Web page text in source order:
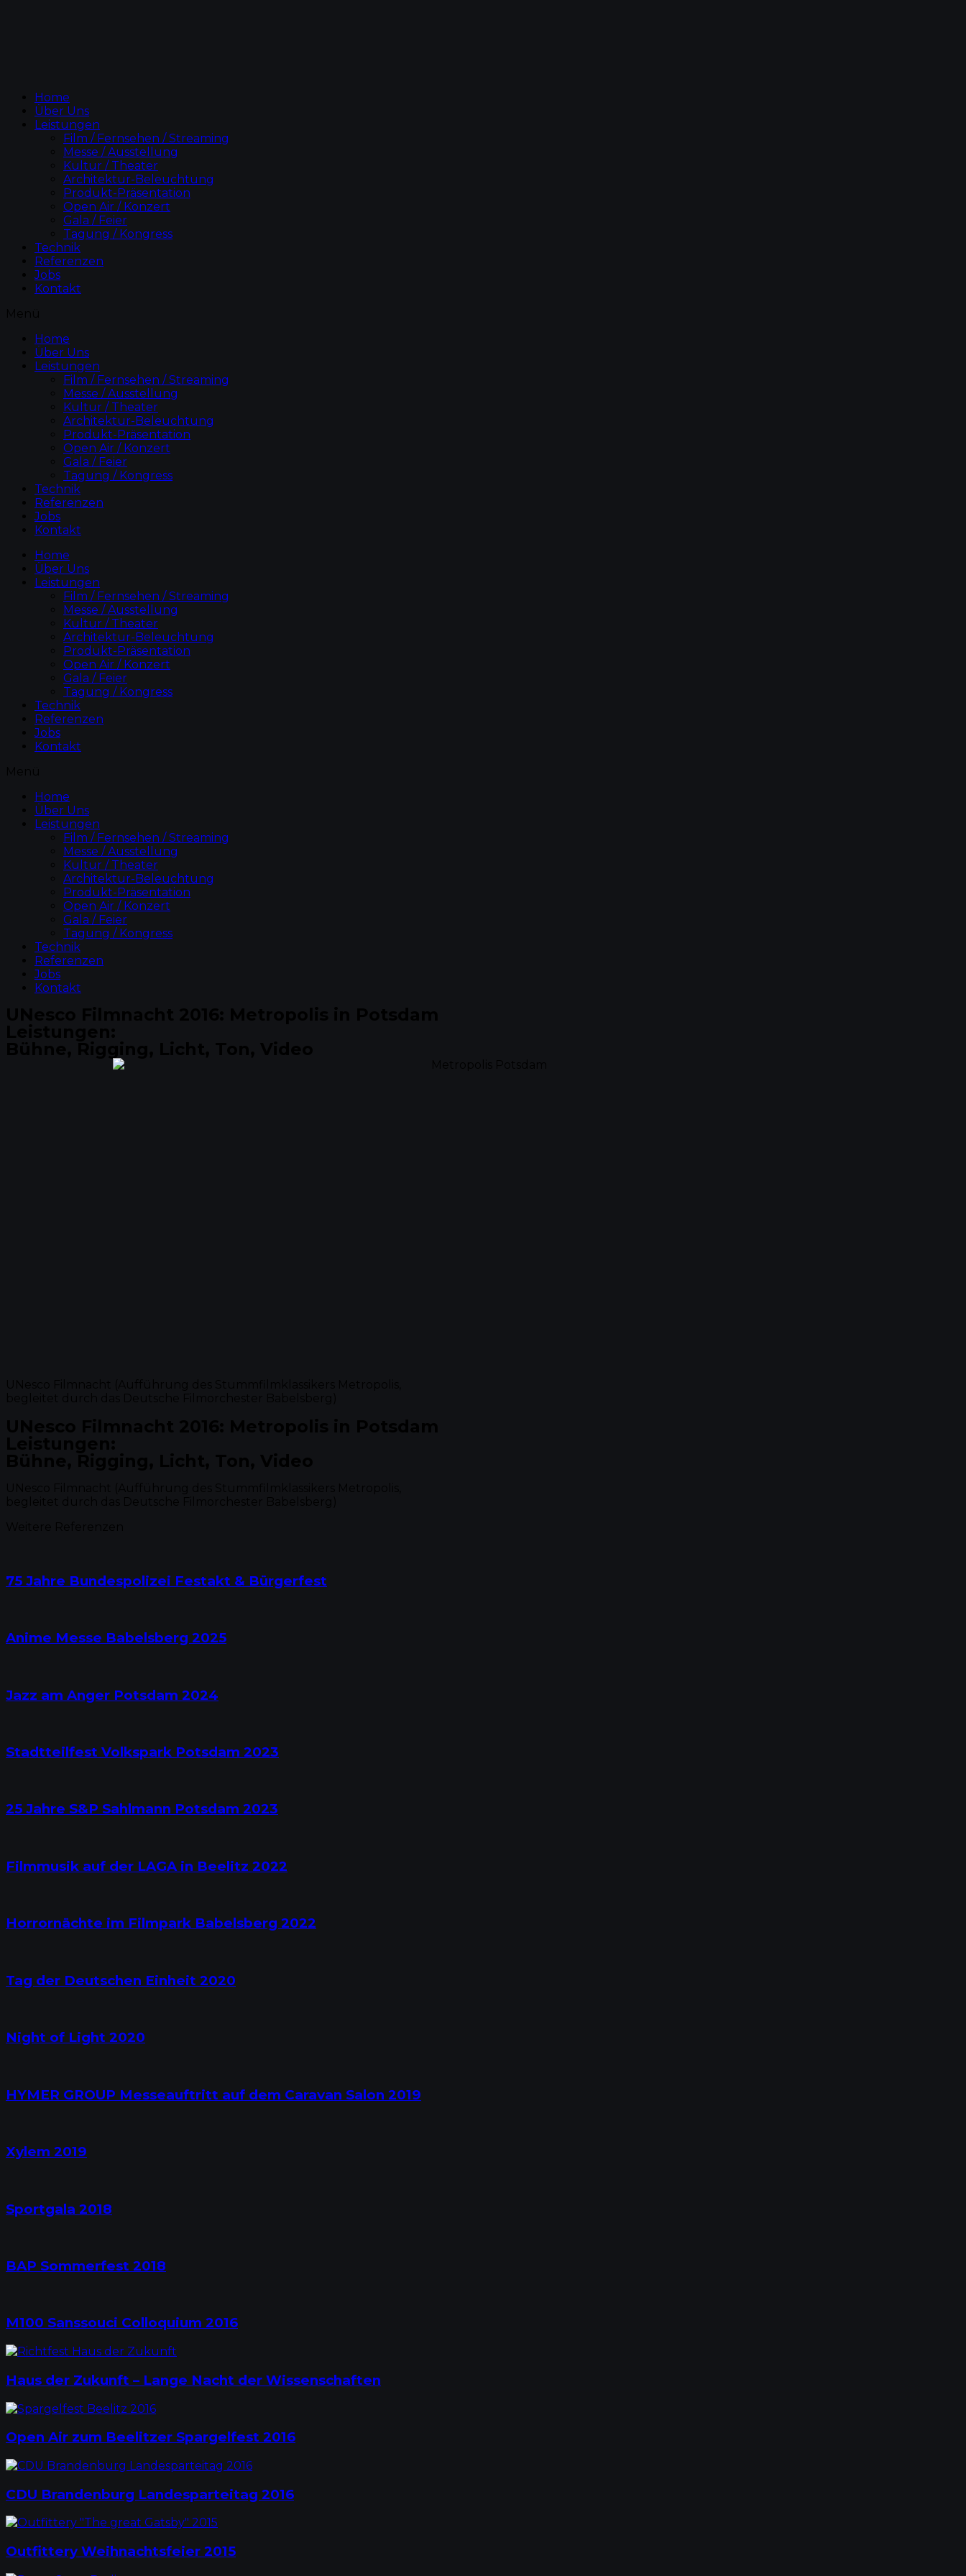
Home
Über Uns
Leistungen
Film / Fernsehen / Streaming
Messe / Ausstellung
Kultur / Theater
Architektur-Beleuchtung
Produkt-Präsentation
Open Air / Konzert
Gala / Feier
Tagung / Kongress
Technik
Referenzen
Jobs
Kontakt
Home
Über Uns
Leistungen
Film / Fernsehen / Streaming
Messe / Ausstellung
Kultur / Theater
Architektur-Beleuchtung
Produkt-Präsentation
Open Air / Konzert
Gala / Feier
Tagung / Kongress
Technik
Referenzen
Jobs
Kontakt
Home
Über Uns
Leistungen
Film / Fernsehen / Streaming
Messe / Ausstellung
Kultur / Theater
Architektur-Beleuchtung
Produkt-Präsentation
Open Air / Konzert
Gala / Feier
Tagung / Kongress
Technik
Referenzen
Jobs
Kontakt
Home
Über Uns
Leistungen
Film / Fernsehen / Streaming
Messe / Ausstellung
Kultur / Theater
Architektur-Beleuchtung
Produkt-Präsentation
Open Air / Konzert
Gala / Feier
Tagung / Kongress
Technik
Referenzen
Jobs
Kontakt
75 Jahre Bundespolizei Festakt & Bürgerfest
Anime Messe Babelsberg 2025
Jazz am Anger Potsdam 2024
Stadtteilfest Volkspark Potsdam 2023
25 Jahre S&P Sahlmann Potsdam 2023
Filmmusik auf der LAGA in Beelitz 2022
Horrornächte im Filmpark Babelsberg 2022
Tag der Deutschen Einheit 2020
Night of Light 2020
HYMER GROUP Messeauftritt auf dem Caravan Salon 2019
Xylem 2019
Sportgala 2018
BAP Sommerfest 2018
M100 Sanssouci Colloquium 2016
Haus der Zukunft – Lange Nacht der Wissenschaften
Open Air zum Beelitzer Spargelfest 2016
CDU Brandenburg Landesparteitag 2016
Outfittery Weihnachtsfeier 2015